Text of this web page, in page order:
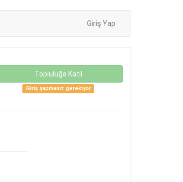
Giriş Yap
Topluluğa Katıl
Giriş yapmanız gerekiyor